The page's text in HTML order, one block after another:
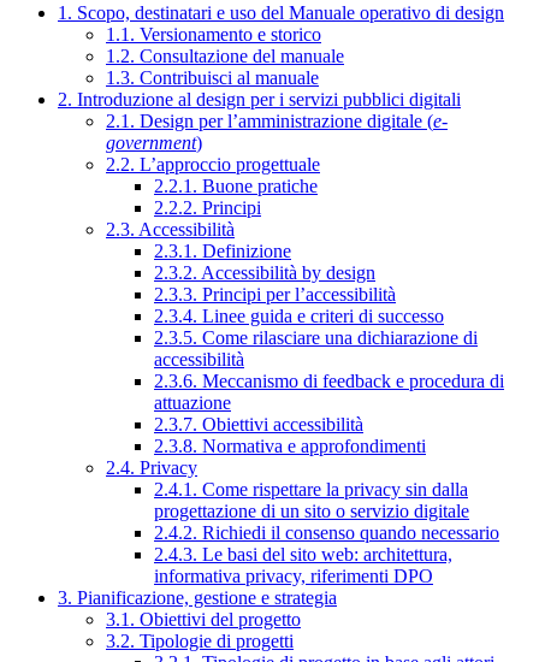
1. Scopo, destinatari e uso del Manuale operativo di design
1.1. Versionamento e storico
1.2. Consultazione del manuale
1.3. Contribuisci al manuale
2. Introduzione al design per i servizi pubblici digitali
2.1. Design per l’amministrazione digitale (e-
government)
2.2. L’approccio progettuale
2.2.1. Buone pratiche
2.2.2. Principi
2.3. Accessibilità
2.3.1. Definizione
2.3.2. Accessibilità by design
2.3.3. Principi per l’accessibilità
2.3.4. Linee guida e criteri di successo
2.3.5. Come rilasciare una dichiarazione di
accessibilità
2.3.6. Meccanismo di feedback e procedura di
attuazione
2.3.7. Obiettivi accessibilità
2.3.8. Normativa e approfondimenti
2.4. Privacy
2.4.1. Come rispettare la privacy sin dalla
progettazione di un sito o servizio digitale
2.4.2. Richiedi il consenso quando necessario
2.4.3. Le basi del sito web: architettura,
informativa privacy, riferimenti DPO
3. Pianificazione, gestione e strategia
3.1. Obiettivi del progetto
3.2. Tipologie di progetti